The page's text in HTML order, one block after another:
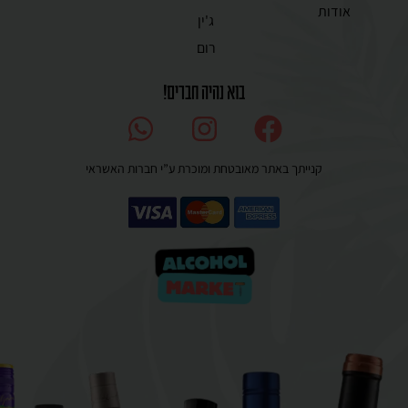
ג'ין
רום
אודות
בוא נהיה חברים!
קנייתך באתר מאובטחת ומוכרת ע”י חברות האשראי